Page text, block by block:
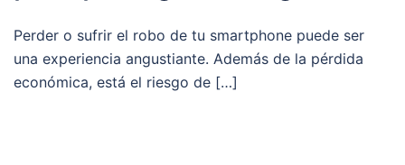
Perder o sufrir el robo de tu smartphone puede ser
una experiencia angustiante. Además de la pérdida
económica, está el riesgo de […]